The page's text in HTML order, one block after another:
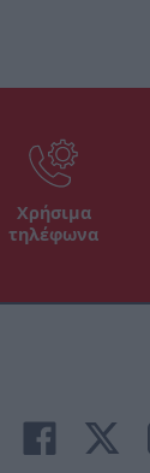
Χρήσιμα
τηλέφωνα